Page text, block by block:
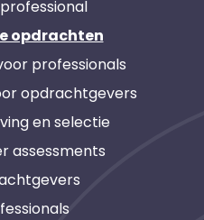
opdrachten
professionals
opdrachtgevers
en selectie
assessments